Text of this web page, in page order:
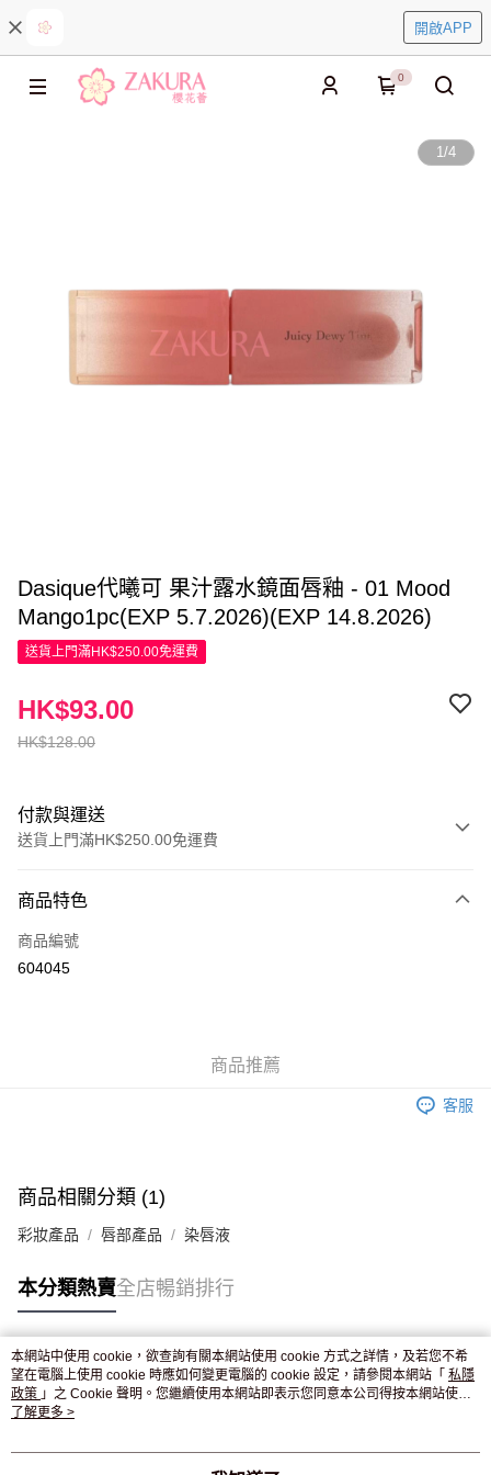
開啟APP
0
1/4
Dasique代曦可 果汁露水鏡面唇釉 - 01 Mood
Mango1pc(EXP 5.7.2026)(EXP 14.8.2026)
送貨上門滿HK$250.00免運費
HK$128.00
HK$93.00
付款與運送
送貨上門滿HK$250.00免運費
信用卡
Apple Pay
付款後門市自取，訂單確認後2-4個工作天到店，7天內取。逾期後
商品特色
商品編號
604045
商品推薦
客服
商品相關分類 (1)
彩妝產品 唇部產品 染唇液
本分類熱賣全店暢銷排行
熱門標籤
熱銷排行
本網站中使用 cookie，欲查詢有關本網站使用 cookie 方式之詳情，及若您不希
望在電腦上使用 cookie 時應如何變更電腦的 cookie 設定，請參閱本網站「 私隱
政策 」之 Cookie 聲明。您繼續使用本網站即表示您同意本公司得按本網站使用
條款之 Cookie 聲明使用 cookie。
了解更多 >